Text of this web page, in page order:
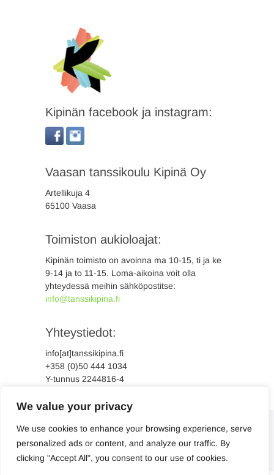
We value your privacy
We use cookies to enhance your browsing experience, serve
personalized ads or content, and analyze our traffic. By
clicking "Accept All", you consent to our use of cookies.
Kipinän facebook ja instagram:
Vaasan tanssikoulu Kipinä Oy
Artellikuja 4
65100 Vaasa
Toimiston aukioloajat:
Kipinän toimisto on avoinna ma 10-15, ti ja ke
9-14 ja to 11-15. Loma-aikoina voit olla
yhteydessä meihin sähköpostitse:
info@tanssikipina.fi
Yhteystiedot:
info[at]tanssikipina.fi
+358 (0)50 444 1034
Y-tunnus 2244816-4